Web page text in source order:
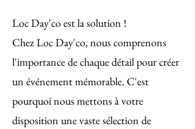
Loc Day'co est la solution !
Chez Loc Day'co, nous comprenons
l'importance de chaque détail pour créer
un événement mémorable. C'est
pourquoi nous mettons à votre
disposition une vaste sélection de